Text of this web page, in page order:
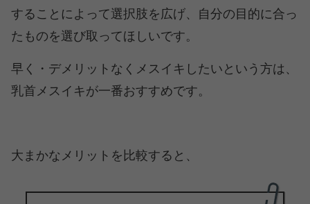
することによって選択肢を広げ、自分の目的に合っ
たものを選び取ってほしいです。
早く・デメリットなくメスイキしたいという方は、
乳首メスイキが一番おすすめです。
大まかなメリットを比較すると、